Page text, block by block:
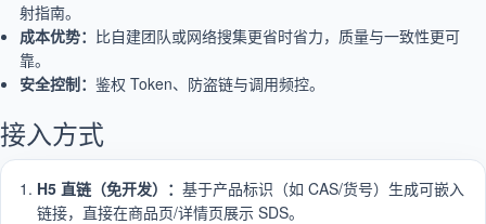
射指南。
成本优势： 比自建团队或网络搜集更省时省力，质量与一致性更可
靠。
安全控制： 鉴权 Token、防盗链与调用频控。
接入方式
H5 直链（免开发）： 基于产品标识（如 CAS/货号）生成可嵌入
链接，直接在商品页/详情页展示 SDS。